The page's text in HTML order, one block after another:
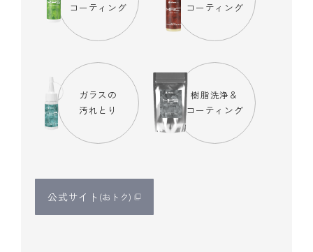
コーティング
コーティング
ガラスの
汚れとり
樹脂洗浄＆
コーティング
公式サイト (おトク)